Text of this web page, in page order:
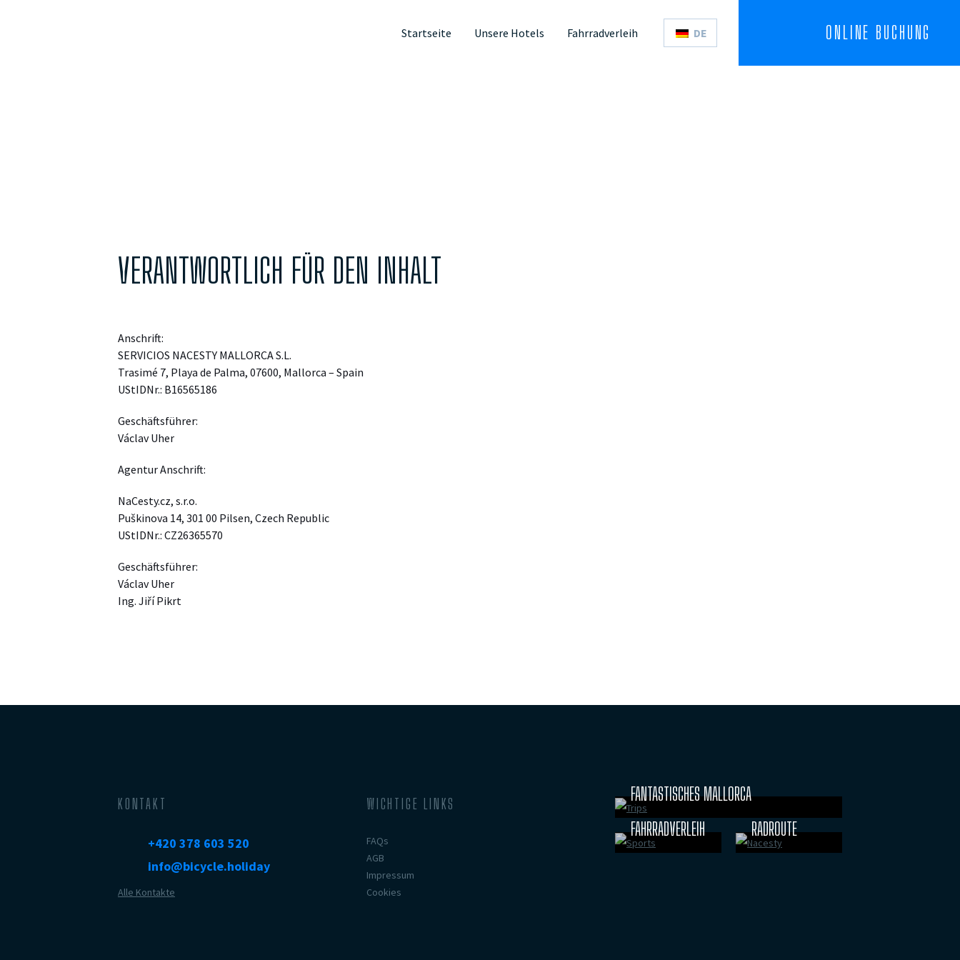
Startseite Unsere Hotels Fahrradverleih
DE
ONLINE BUCHUNG
VERANTWORTLICH FÜR DEN INHALT
Anschrift:
SERVICIOS NACESTY MALLORCA S.L.
Trasimé 7, Playa de Palma, 07600, Mallorca – Spain
UStIDNr.: B16565186
Geschäftsführer:
Václav Uher
Agentur Anschrift:
NaCesty.cz, s.r.o.
Puškinova 14, 301 00 Pilsen, Czech Republic
UStIDNr.: CZ26365570
Geschäftsführer:
Václav Uher
Ing. Jiří Pikrt
KONTAKT
+420 378 603 520
info@bicycle.holiday
Alle Kontakte
WICHTIGE LINKS
FAQs
AGB
Impressum
Cookies
FANTASTISCHES MALLORCA
FAHRRADVERLEIH
RADROUTE